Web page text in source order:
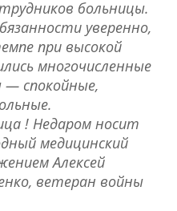
больницы.
уверенно,
при высокой
многочисленные
спокойные,
! Недаром носит
медицинский
Алексей
ветеран войны